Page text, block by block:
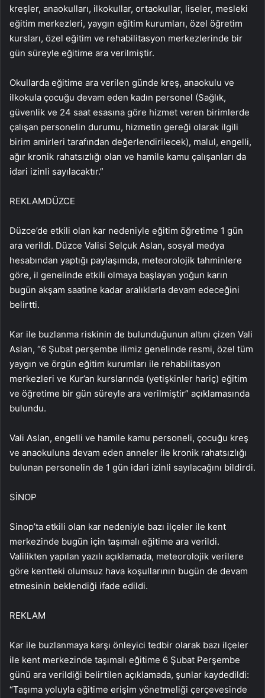
kreşler, anaokulları, ilkokullar, ortaokullar, liseler, mesleki
eğitim merkezleri, yaygın eğitim kurumları, özel öğretim
kursları, özel eğitim ve rehabilitasyon merkezlerinde bir
gün süreyle eğitime ara verilmiştir.
Okullarda eğitime ara verilen günde kreş, anaokulu ve
ilkokula çocuğu devam eden kadın personel (Sağlık,
güvenlik ve 24 saat esasına göre hizmet veren birimlerde
çalışan personelin durumu, hizmetin gereği olarak ilgili
birim amirleri tarafından değerlendirilecek), malul, engelli,
ağır kronik rahatsızlığı olan ve hamile kamu çalışanları da
idari izinli sayılacaktır.”
REKLAMDÜZCE
Düzce’de etkili olan kar nedeniyle eğitim öğretime 1 gün
ara verildi. Düzce Valisi Selçuk Aslan, sosyal medya
hesabından yaptığı paylaşımda, meteorolojik tahminlere
göre, il genelinde etkili olmaya başlayan yoğun karın
bugün akşam saatine kadar aralıklarla devam edeceğini
belirtti.
Kar ile buzlanma riskinin de bulunduğunun altını çizen Vali
Aslan, “6 Şubat perşembe ilimiz genelinde resmi, özel tüm
yaygın ve örgün eğitim kurumları ile rehabilitasyon
merkezleri ve Kur’an kurslarında (yetişkinler hariç) eğitim
ve öğretime bir gün süreyle ara verilmiştir” açıklamasında
bulundu.
Vali Aslan, engelli ve hamile kamu personeli, çocuğu kreş
ve anaokuluna devam eden anneler ile kronik rahatsızlığı
bulunan personelin de 1 gün idari izinli sayılacağını bildirdi.
SİNOP
Sinop’ta etkili olan kar nedeniyle bazı ilçeler ile kent
merkezinde bugün için taşımalı eğitime ara verildi.
Valilikten yapılan yazılı açıklamada, meteorolojik verilere
göre kentteki olumsuz hava koşullarının bugün de devam
etmesinin beklendiği ifade edildi.
REKLAM
Kar ile buzlanmaya karşı önleyici tedbir olarak bazı ilçeler
ile kent merkezinde taşımalı eğitime 6 Şubat Perşembe
günü ara verildiği belirtilen açıklamada, şunlar kaydedildi:
“Taşıma yoluyla eğitime erişim yönetmeliği çerçevesinde